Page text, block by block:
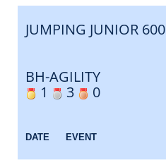
JUMPING JUNIOR 600
BH-AGILITY
1
3 0
DATE EVENT